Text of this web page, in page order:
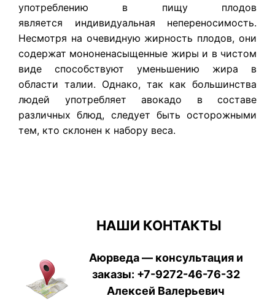
употреблению в пищу плодов
является индивидуальная непереносимость.
Несмотря на очевидную жирность плодов, они
содержат мононенасыщенные жиры и в чистом
виде способствуют уменьшению жира в
области талии. Однако, так как большинства
людей употребляет авокадо в составе
различных блюд, следует быть осторожными
тем, кто склонен к набору веса.
НАШИ КОНТАКТЫ
Аюрведа — консультация и
заказы: +7-9272-46-76-32
Алексей Валерьевич